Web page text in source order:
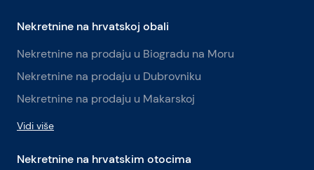
Nekretnine na hrvatskoj obali
Nekretnine na prodaju u Biogradu na Moru
Nekretnine na prodaju u Dubrovniku
Nekretnine na prodaju u Makarskoj
Vidi više
Nekretnine na hrvatskim otocima